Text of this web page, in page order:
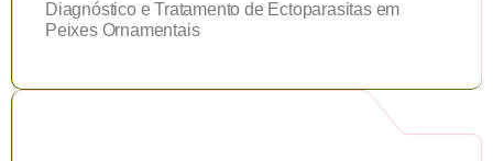
Diagnóstico e Tratamento de Ectoparasitas em
Peixes Ornamentais